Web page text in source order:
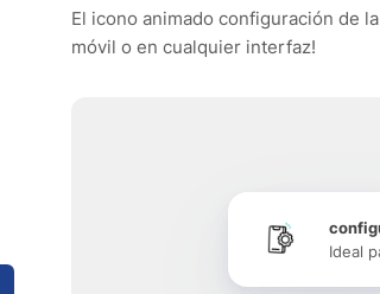
El icono animado configuración de
móvil o en cualquier interfaz!
Ideal